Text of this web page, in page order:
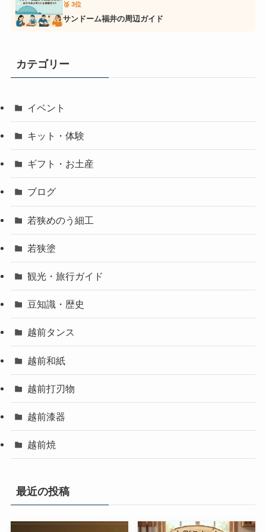
🥉 3位
サンドーム福井の周辺ガイド
カテゴリー
イベント
キット・体験
ギフト・お土産
ブログ
若狭めのう細工
若狭塗
観光・旅行ガイド
豆知識・歴史
越前タンス
越前和紙
越前打刃物
越前漆器
越前焼
最近の投稿